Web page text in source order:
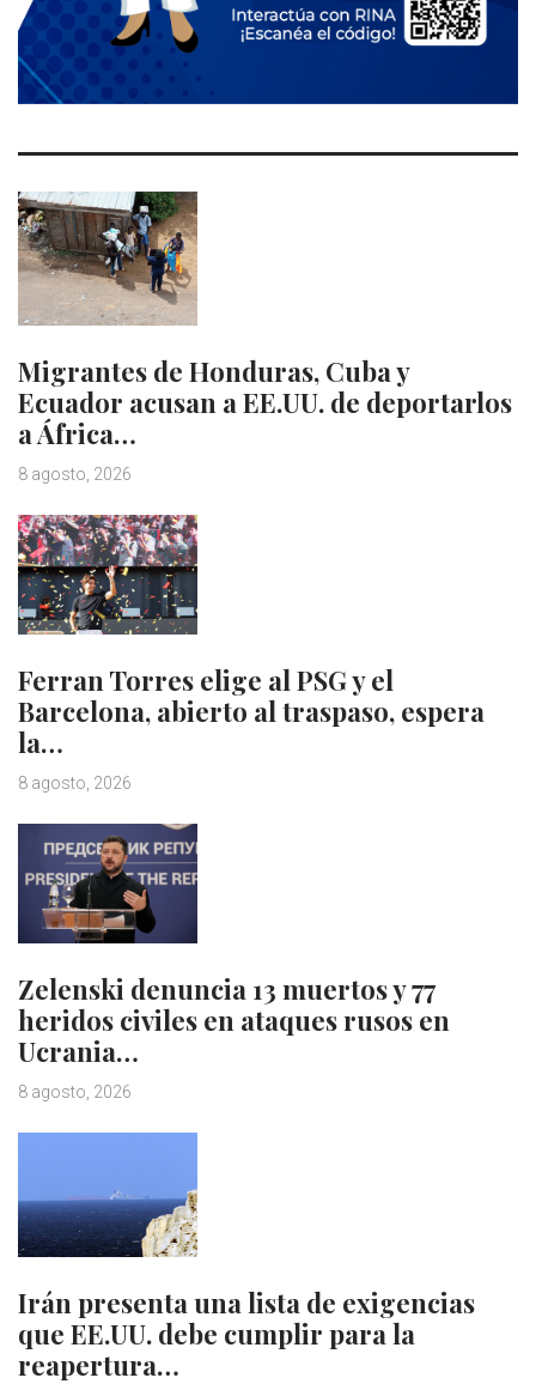
Migrantes de Honduras, Cuba y
Ecuador acusan a EE.UU. de deportarlos
a África…
8 agosto, 2026
Ferran Torres elige al PSG y el
Barcelona, abierto al traspaso, espera
la…
8 agosto, 2026
Zelenski denuncia 13 muertos y 77
heridos civiles en ataques rusos en
Ucrania…
8 agosto, 2026
Irán presenta una lista de exigencias
que EE.UU. debe cumplir para la
reapertura…